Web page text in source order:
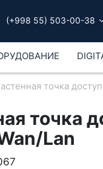
(+998 55) 503-00-38
точка
точка
Lan